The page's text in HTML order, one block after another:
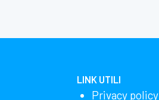
LINK UTILI
Privacy policy